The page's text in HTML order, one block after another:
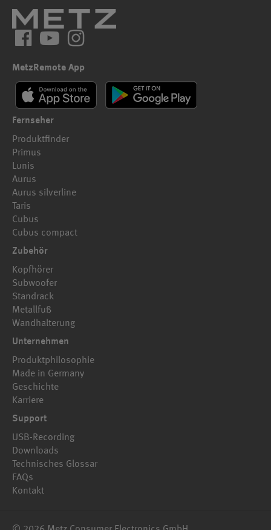
FacebookYouTubeInstagram
MetzRemote App
Fernseher
Produktfinder
Primus
Lunis
Aurus
Aurus silverline
Taris
Cubus
Cubus compact
Zubehör
Kopfhörer
Subwoofer
Standrack
Metallfuß
Wandhalterung
Unternehmen
Produktphilosophie
Made in Germany
Geschichte
Karriere
Support
USB-Recording
Downloads
Technisches Glossar
FAQs
Kontakt